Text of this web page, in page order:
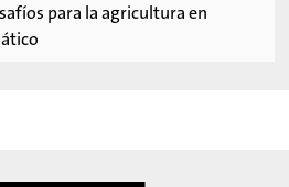
para la agricultura en